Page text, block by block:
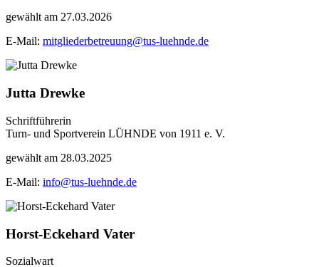
gewählt am 27.03.2026
E-Mail: mitgliederbetreuung@tus-luehnde.de
Jutta Drewke
Schriftführerin
Turn- und Sportverein LÜHNDE von 1911 e. V.
gewählt am 28.03.2025
E-Mail: info@tus-luehnde.de
Horst-Eckehard Vater
Sozialwart